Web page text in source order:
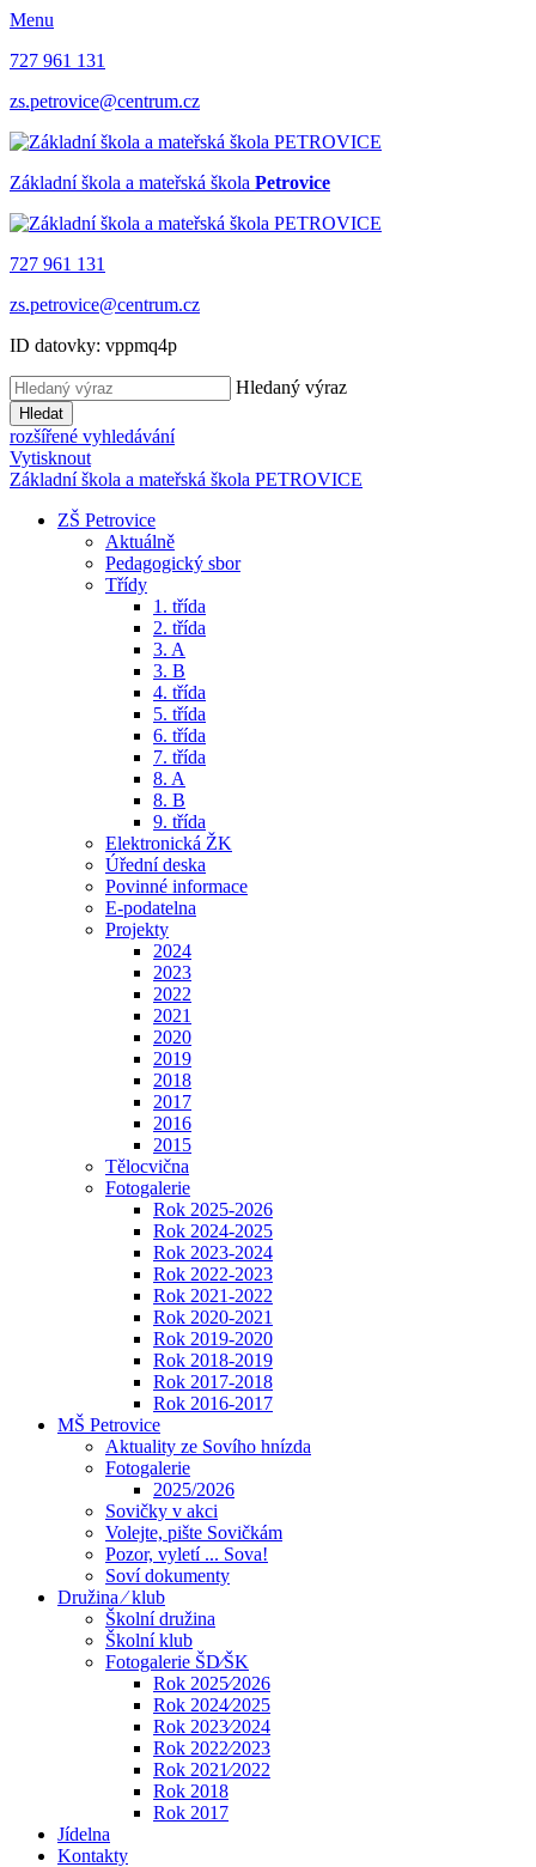
Menu
727 961 131
zs.petrovice@centrum.cz
Základní škola a mateřská škola Petrovice
727 961 131
zs.petrovice@centrum.cz
ID datovky: vppmq4p
Hledaný výraz
Hledat
rozšířené vyhledávání
Vytisknout
Základní škola a mateřská škola PETROVICE
ZŠ Petrovice
Aktuálně
Pedagogický sbor
Třídy
1. třída
2. třída
3. A
3. B
4. třída
5. třída
6. třída
7. třída
8. A
8. B
9. třída
Elektronická ŽK
Úřední deska
Povinné informace
E-podatelna
Projekty
2024
2023
2022
2021
2020
2019
2018
2017
2016
2015
Tělocvična
Fotogalerie
Rok 2025-2026
Rok 2024-2025
Rok 2023-2024
Rok 2022-2023
Rok 2021-2022
Rok 2020-2021
Rok 2019-2020
Rok 2018-2019
Rok 2017-2018
Rok 2016-2017
MŠ Petrovice
Aktuality ze Sovího hnízda
Fotogalerie
2025/2026
Sovičky v akci
Volejte, pište Sovičkám
Pozor, vyletí ... Sova!
Soví dokumenty
Družina ⁄ klub
Školní družina
Školní klub
Fotogalerie ŠD⁄ŠK
Rok 2025⁄2026
Rok 2024⁄2025
Rok 2023⁄2024
Rok 2022⁄2023
Rok 2021⁄2022
Rok 2018
Rok 2017
Jídelna
Kontakty